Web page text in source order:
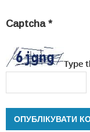
Captcha *
Type